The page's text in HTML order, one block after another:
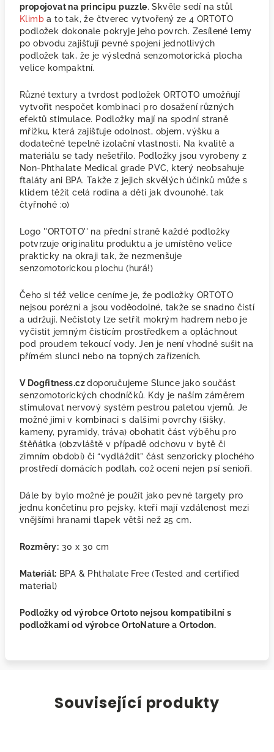
propojovat na principu puzzle. Skvěle sedí na stůl
Klimb a to tak, že čtverec vytvořený ze 4 ORTOTO
podložek dokonale pokryje jeho povrch. Zesílené lemy
po obvodu zajišťují pevné spojení jednotlivých
podložek tak, že je výsledná senzomotorická plocha
velice kompaktní.
Různé textury a tvrdost podložek ORTOTO umožňují
vytvořit nespočet kombinací pro dosažení různých
efektů stimulace. Podložky mají na spodní straně
mřížku, která zajišťuje odolnost, objem, výšku a
dodatečné tepelně izolační vlastnosti. Na kvalitě a
materiálu se tady nešetřilo. Podložky jsou vyrobeny z
Non-Phthalate Medical grade PVC, který neobsahuje
ftaláty ani BPA. Takže z jejich skvělých účinků může s
klidem těžit celá rodina a děti jak dvounohé, tak
čtyřnohé :o)
Logo ''ORTOTO'' na přední straně každé podložky
potvrzuje originalitu produktu a je umístěno velice
prakticky na okraji tak, že nezmenšuje
senzomotorickou plochu (hurá!)
Čeho si též velice ceníme je, že podložky ORTOTO
nejsou porézní a jsou voděodolné, takže se snadno čistí
a udržují. Nečistoty lze setřít mokrým hadrem nebo je
vyčistit jemným čistícím prostředkem a opláchnout
pod proudem tekoucí vody. Jen je není vhodné sušit na
přímém slunci nebo na topných zařízeních.
V Dogfitness.czdoporučujeme Slunce jako součást
senzomotorických chodníčků. Kdy je naším záměrem
stimulovat nervový systém pestrou paletou vjemů. Je
možné jimi v kombinaci s dalšími povrchy (šišky,
kameny, pyramidy, tráva) obohatit část výběhu pro
štěňátka (obzvláště v případě odchovu v bytě či
zimním období) či “vydláždit” část senzoricky plochého
prostředí domácích podlah, což ocení nejen psí senioři.
Dále by bylo možné je použít jako pevné targety pro
jednu končetinu pro pejsky, kteří mají vzdálenost mezi
vnějšími hranami tlapek větší než 25 cm.
Rozměry: 30 x 30 cm
Materiál: BPA & Phthalate Free (Tested and certified
material)
Podložky od výrobce Ortoto nejsou kompatibilní s
podložkami od výrobce OrtoNature a Ortodon.
Související produkty